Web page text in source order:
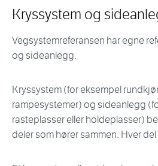
Kryssystem og
Vegsystemreferansen har egne
og sideanlegg.
Kryssystem (for eksempel
rampesystemer) og sideanlegg
rasteplasser eller holdeplasser)
deler som hører sammen. Hver